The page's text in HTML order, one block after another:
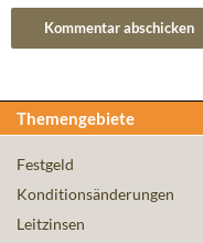
Themengebiete
Festgeld
Konditionsänderungen
Leitzinsen